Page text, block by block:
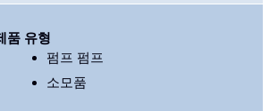
품 유형
펌프 펌프
소모품